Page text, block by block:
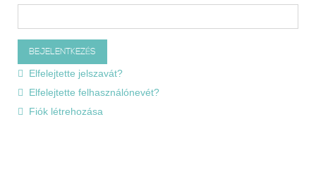
Elfelejtette jelszavát?
Elfelejtette felhasználónevét?
Fiók létrehozása